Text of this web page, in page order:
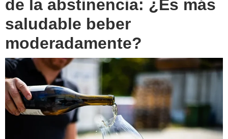
de la abstinencia: ¿Es más
saludable beber
moderadamente?